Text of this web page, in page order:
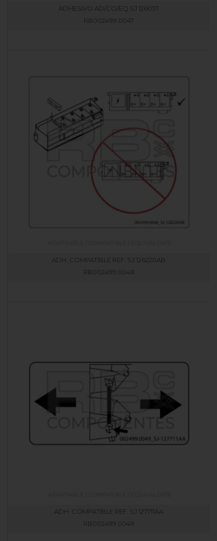
ADHESIVO AD/CO/EQ SJ 126057
RB002499.0047
ADH. COMPATIBLE REF. SJ 126220AB
RB002499.0048
ADH. COMPATIBLE REF. SJ 127711AA
RB002499.0049